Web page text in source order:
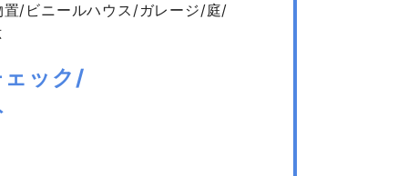
/ビニールハウス/ガレージ/庭/
ェック/